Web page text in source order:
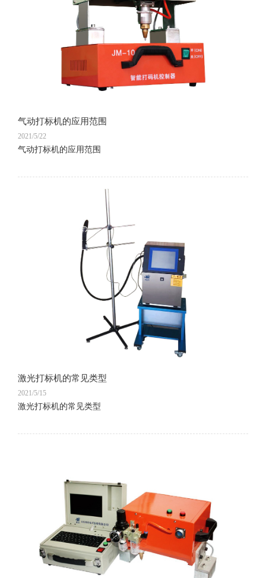
气动打标机的应用范围
2021/5/22
气动打标机的应用范围
激光打标机的常见类型
2021/5/15
激光打标机的常见类型